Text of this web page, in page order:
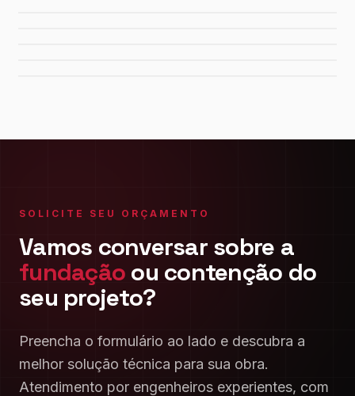
SOLICITE SEU ORÇAMENTO
Vamos conversar sobre a
fundação ou contenção do
seu projeto?
Preencha o formulário ao lado e descubra a
melhor solução técnica para sua obra.
Atendimento por engenheiros experientes, com